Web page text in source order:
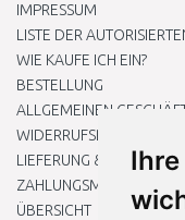
IMPRESSUM
LISTE DER
WIE KAUFE ICH EIN?
BESTELLUNG
ALLGEMEINEN
WIDERRUFSRECHT
LIEFERUNG & ZAHLUNG
ZAHLUNGSMETHODEN
ÜBERSICHT